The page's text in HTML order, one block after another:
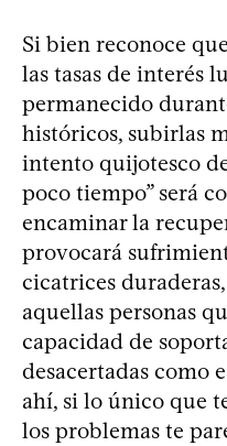
Si bien reconoce
las tasas de interés
permanecido
históricos, subirlas
intento quijotesco
poco tiempo” será
encaminar la
provocará
cicatrices
aquellas personas
capacidad de
desacertadas como
ahí, si lo único que
los problemas te